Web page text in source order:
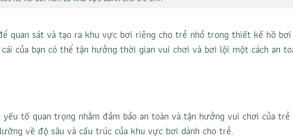
quan sát và tạo ra khu vực bơi riêng cho trẻ nhỏ trong thiết kế hồ bơi
của bạn có thể tận hưởng thời gian vui chơi và bơi lội một cách an
tố quan trọng nhằm đảm bảo an toàn và tận hưởng vui chơi của trẻ
về độ sâu và cấu trúc của khu vực bơi dành cho trẻ.